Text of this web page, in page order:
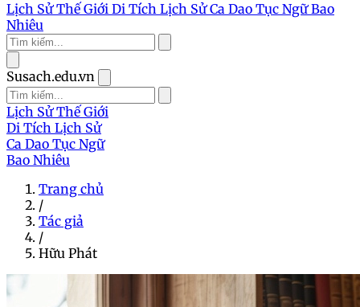
Lịch Sử Thế Giới Di Tích Lịch SửCa Dao Tục NgữBao
Nhiêu
Susach.edu.vn
Lịch Sử Thế Giới
Di Tích Lịch Sử
Ca Dao Tục Ngữ
Bao Nhiêu
Trang chủ
/
Tác giả
/
Hữu Phát